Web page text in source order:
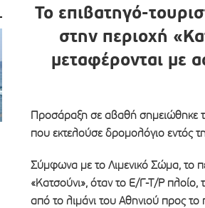
Το επιβατηγό-
στην περιοχή
μεταφέρονται με
Προσάραξη σε αβαθή σημειώθηκε
που εκτελούσε δρομολόγιο εντός
Σύμφωνα με το Λιμενικό Σώμα, το
«Κατσούνι», όταν το Ε/Γ-Τ/Ρ
από το λιμάνι του Αθηνιού προς